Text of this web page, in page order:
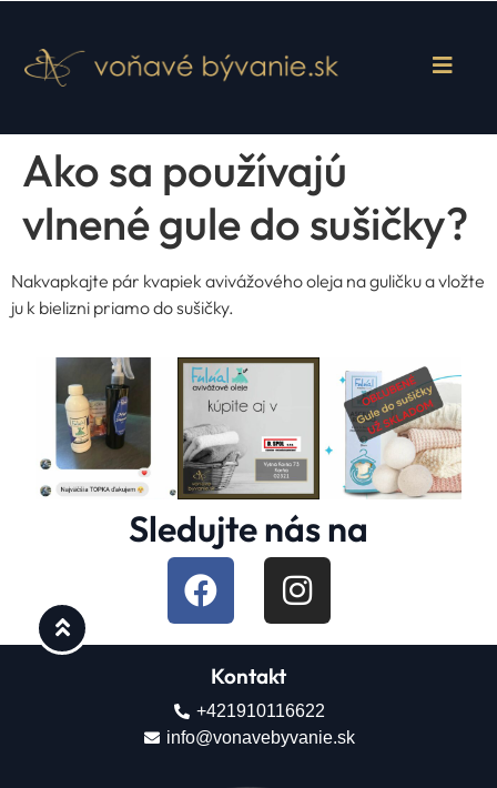
Ako sa používajú
vlnené gule do sušičky?
Nakvapkajte pár kvapiek avivážového oleja na guličku a vložte
ju k bielizni priamo do sušičky.
Sledujte nás na
Kontakt
+421910116622
info@vonavebyvanie.sk